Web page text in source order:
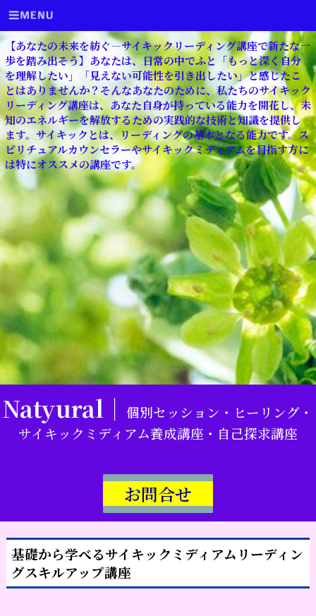
Natyural｜ 個別セッション・ヒーリング・
サイキックミディアム養成講座・自己探求講座
お問合せ
【あなたの未来を紡ぐ―サイキックリーディング講座で新たな一
歩を踏み出そう】あなたは、日常の中でふと「もっと深く自分
を理解したい」「見えない可能性を引き出したい」と感じたこ
とはありませんか？そんなあなたのために、私たちのサイキック
リーディング講座は、あなた自身が持っている能力を開花し、未
知のエネルギーを解放するための実践的な技術と知識を提供し
ます。サイキックとは、リーディングの基本となる能力です。ス
ピリチュアルカウンセラーやサイキックミディアムを目指す方に
は特にオススメの講座です。
基礎から学べるサイキックミディアムリーディン
グスキルアップ講座